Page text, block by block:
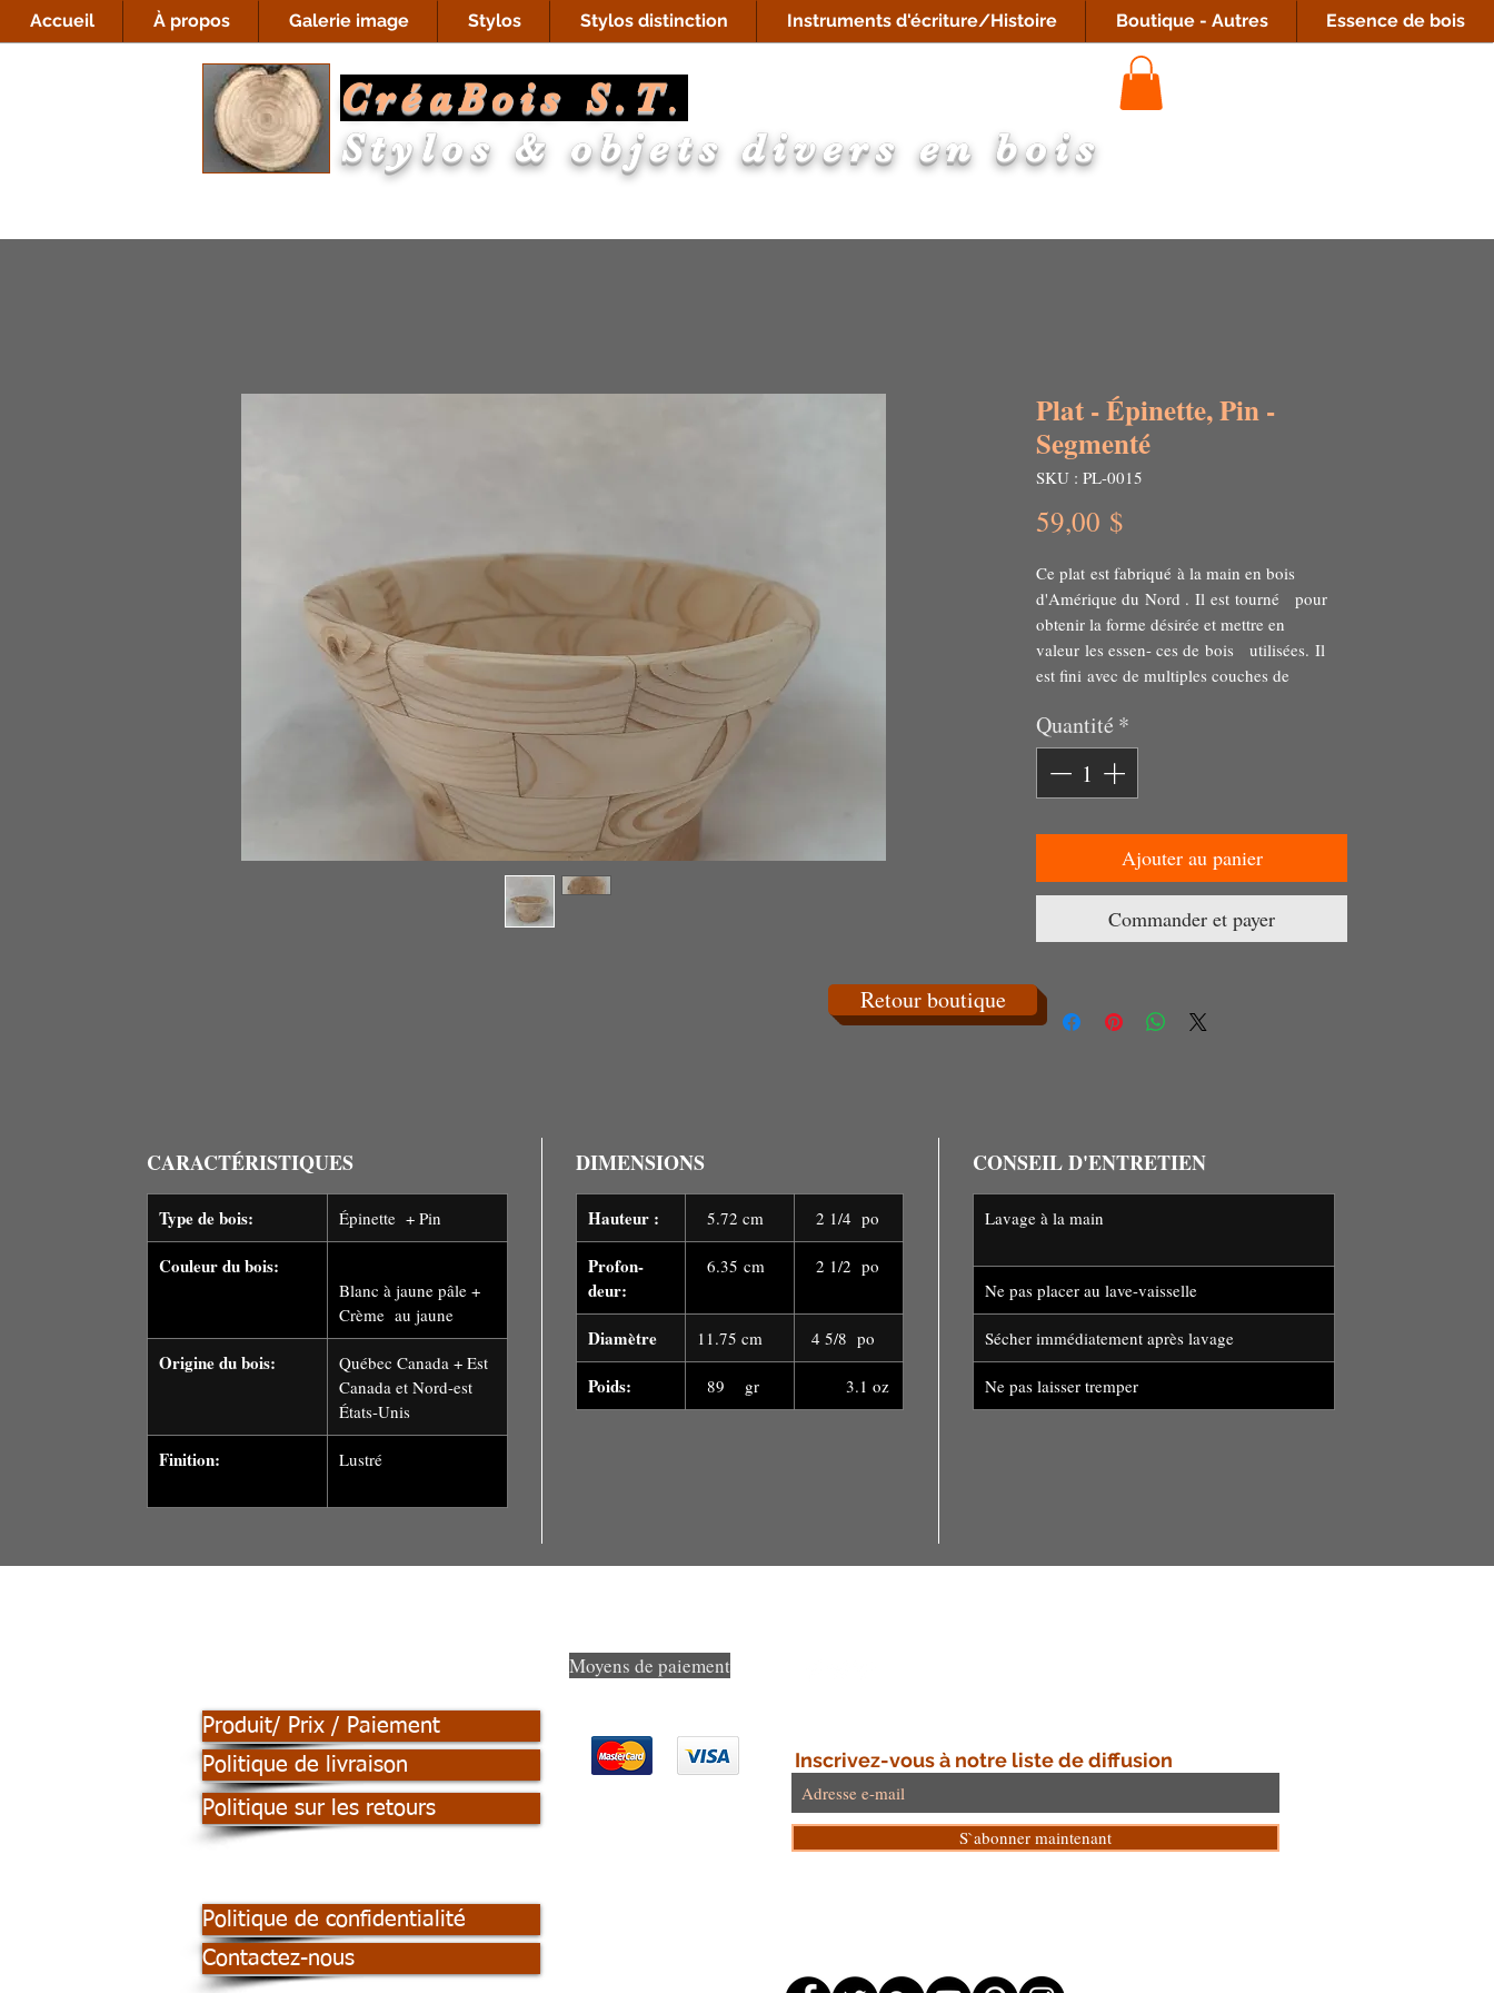
Accueil À propos Galerie image Stylos Stylos distinction Instruments d'écriture/Histoire Boutique - Autres Essence de bois
CréaBois S.T.
Stylos & objets divers en bois
Plat - Épinette, Pin -
Segmenté
SKU : PL-0015
59,00 $
Ce plat est fabriqué à la main en bois
d'Amérique du Nord . Il est tourné pour
obtenir la forme désirée et mettre en
valeur les essen- ces de bois utilisées. Il
est fini avec de multiples couches de
décoratif ou utilitaire.
Ce plat rond peut-être utilisé pour
contenir des fruits, des bonbons, etc.
Il peut faire un beau cadeau pour vous
ou quelqu'un de spécial.
Le plat est signé en dessous par l'artisan.
Quantité *
Ajouter au panier
Commander et payer
CARACTÉRISTIQUES
Type de bois: Épinette + Pin
Couleur du bois:
Blanc à jaune pâle +
Crème au jaune
Origine du bois:
Québec Canada + Est
Canada et Nord-est
États-Unis
Finition: Lustré
DIMENSIONS
Hauteur : 5.72 cm 2 1/4 po
Profon-
deur:
6.35 cm 2 1/2 po
Diamètre 11.75 cm 4 5/8 po
Poids: 89 gr 3.1 oz
CONSEIL D'ENTRETIEN
Lavage à la main
Ne pas placer au lave-vaisselle
Sécher immédiatement après lavage
Ne pas laisser tremper
Retour boutique
Moyens de paiement
Produit/ Prix / Paiement
Politique de livraison
Politique sur les retours
Inscrivez-vous à notre liste de diffusion
S`abonner maintenant
Politique de confidentialité
Contactez-nous